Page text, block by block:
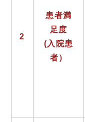
2
患者満
足度
(入院患
者）